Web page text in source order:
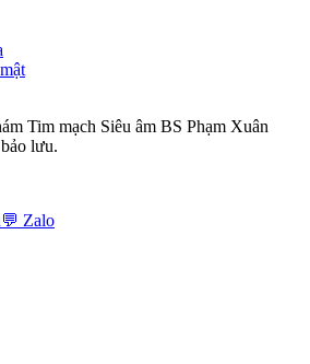
Tim mạch Siêu âm BS Phạm Xuân
lưu.
💬 Zalo